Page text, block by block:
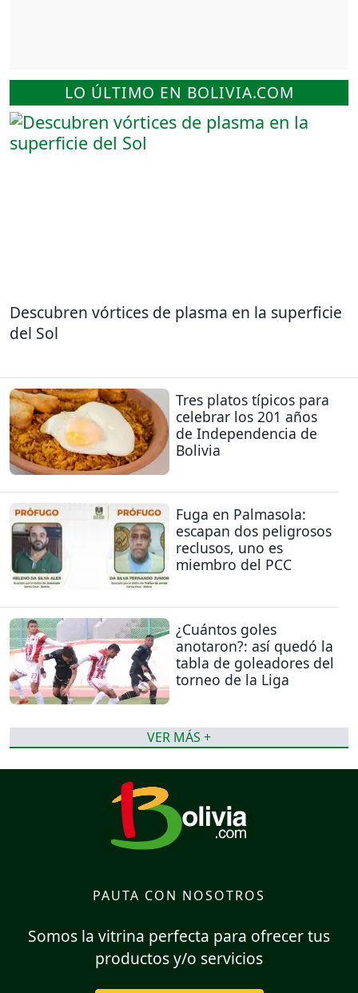
LO ÚLTIMO EN BOLIVIA.COM
Descubren vórtices de plasma en la superficie
del Sol
Tres platos típicos para
celebrar los 201 años
de Independencia de
Bolivia
Fuga en Palmasola:
escapan dos peligrosos
reclusos, uno es
miembro del PCC
¿Cuántos goles
anotaron?: así quedó la
tabla de goleadores del
torneo de la Liga
VER MÁS +
PAUTA CON NOSOTROS
Somos la vitrina perfecta para ofrecer tus
productos y/o servicios